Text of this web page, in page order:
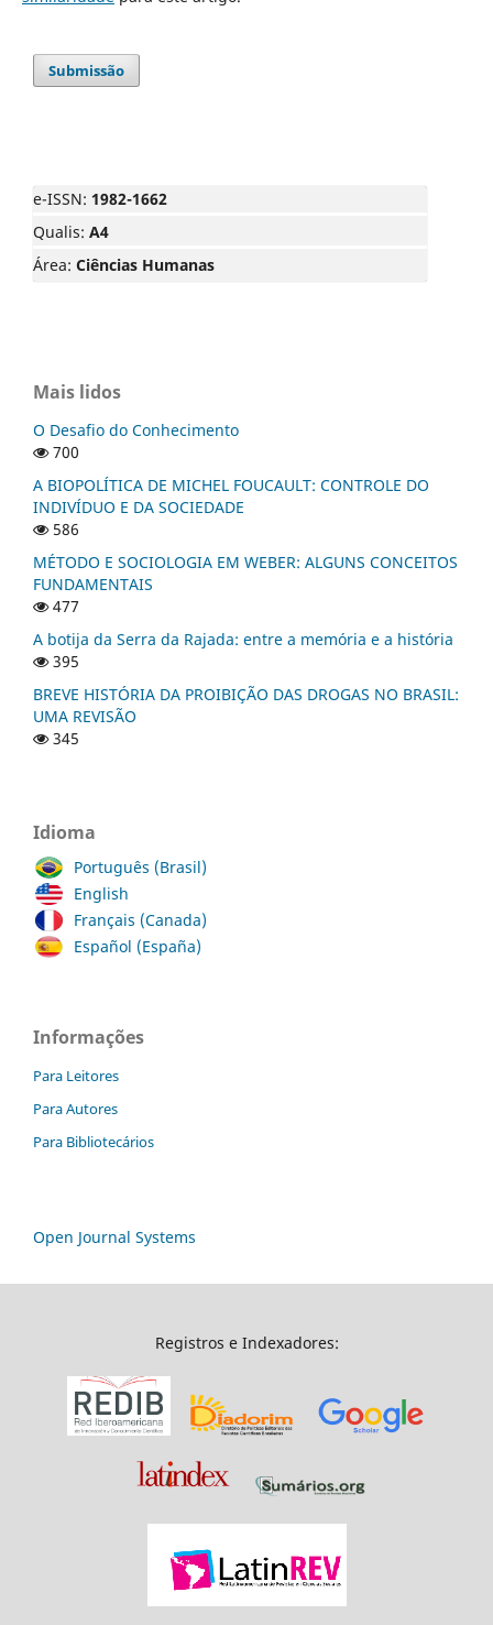
Submissão
e-ISSN: 1982-1662
Qualis: A4
Área: Ciências Humanas
Mais lidos
O Desafio do Conhecimento
700
A BIOPOLÍTICA DE MICHEL FOUCAULT: CONTROLE DO
INDIVÍDUO E DA SOCIEDADE
586
MÉTODO E SOCIOLOGIA EM WEBER: ALGUNS CONCEITOS
FUNDAMENTAIS
477
A botija da Serra da Rajada: entre a memória e a história
395
BREVE HISTÓRIA DA PROIBIÇÃO DAS DROGAS NO BRASIL:
UMA REVISÃO
345
Idioma
Português (Brasil)
English
Français (Canada)
Español (España)
Informações
Para Leitores
Para Autores
Para Bibliotecários
Open Journal Systems
Registros e Indexadores: